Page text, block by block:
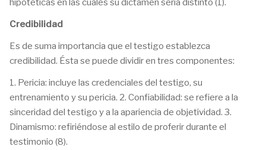
hipotéticas en las cuales su dictamen sería distinto (1).
Credibilidad
Es de suma importancia que el testigo establezca
credibilidad. Ésta se puede dividir en tres componentes:
1. Pericia: incluye las credenciales del testigo, su
entrenamiento y su pericia. 2. Confiabilidad: se refiere a la
sinceridad del testigo y a la apariencia de objetividad. 3.
Dinamismo: refiriéndose al estilo de proferir durante el
testimonio (8).